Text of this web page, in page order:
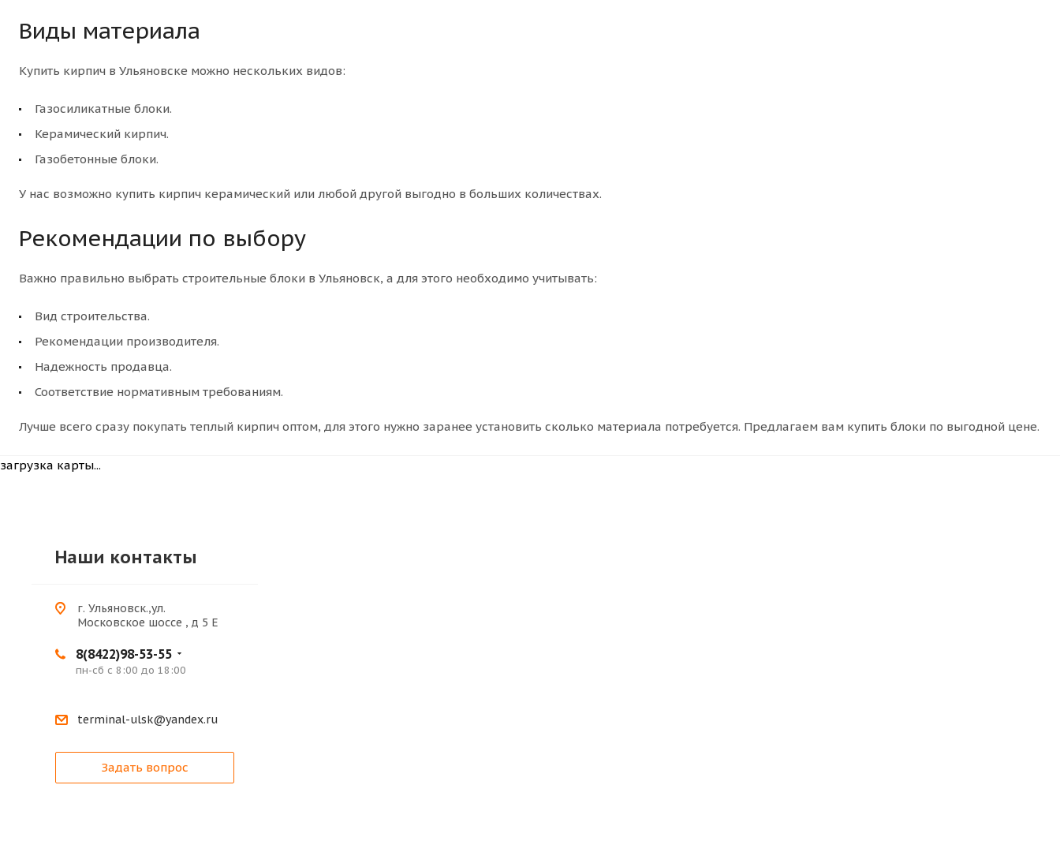
Виды материала
Купить кирпич в Ульяновске можно нескольких видов:
Газосиликатные блоки.
Керамический кирпич.
Газобетонные блоки.
У нас возможно купить кирпич керамический или любой другой выгодно в больших количествах.
Рекомендации по выбору
Важно правильно выбрать строительные блоки в Ульяновск, а для этого необходимо учитывать:
Вид строительства.
Рекомендации производителя.
Надежность продавца.
Соответствие нормативным требованиям.
Лучше всего сразу покупать теплый кирпич оптом, для этого нужно заранее установить сколько материала потребуется. Предлагаем вам купить блоки по выгодной цене.
Наши контакты
г. Ульяновск.,ул.
Московское шоссе , д 5 Е
8(8422)98-53-55
пн-сб с 8:00 до 18:00
terminal-ulsk@yandex.ru
Задать вопрос
загрузка карты...